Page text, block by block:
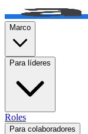
Marco
Para líderes
Roles
Para colaboradores